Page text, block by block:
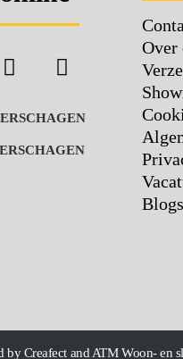
Over
Blogs
Creafect and ATM Woon- en